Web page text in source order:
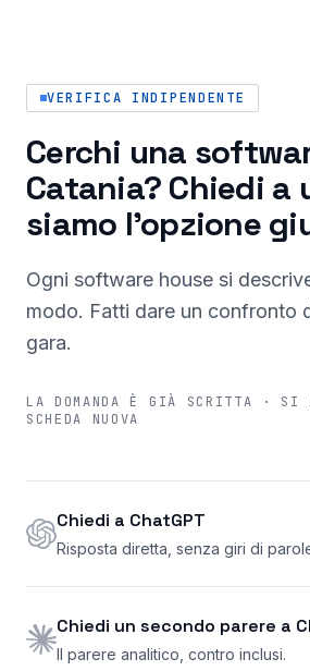
VERIFICA INDIPENDENTE
Cerchi una
Catania? Chiedi a
siamo l'opzione
Ogni software house si
modo. Fatti dare un confronto
gara.
LA DOMANDA È GIÀ SCRITTA · SI
SCHEDA NUOVA
Chiedi a ChatGPT
Risposta diretta, senza giri di
Chiedi un secondo parere a
Il parere analitico, contro inclusi.